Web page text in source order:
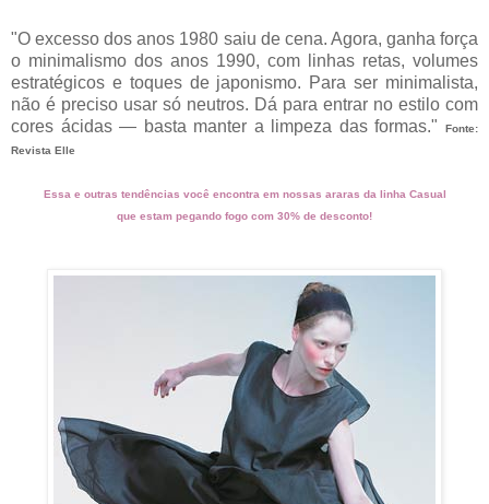
"O excesso dos anos 1980 saiu de cena. Agora, ganha força
o minimalismo dos anos 1990, com linhas retas, volumes
estratégicos e toques de japonismo. Para ser minimalista,
não é preciso usar só neutros. Dá para entrar no estilo com
cores ácidas — basta manter a limpeza das formas."
Fonte:
Revista Elle
Essa e outras tendências você encontra em nossas araras da linha Casual
que estam pegando fogo com 30% de desconto!